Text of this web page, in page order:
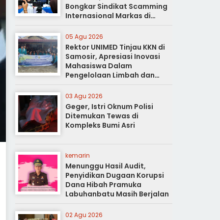
Bongkar Sindikat Scamming
Internasional Markas di
Apartemen Podomoro
05 Agu 2026
Rektor UNIMED Tinjau KKN di
Samosir, Apresiasi Inovasi
Mahasiswa Dalam
Pengelolaan Limbah dan
Pertanian Ramah Lingkungan
03 Agu 2026
Geger, Istri Oknum Polisi
Ditemukan Tewas di
Kompleks Bumi Asri
kemarin
Menunggu Hasil Audit,
Penyidikan Dugaan Korupsi
Dana Hibah Pramuka
Labuhanbatu Masih Berjalan
02 Agu 2026